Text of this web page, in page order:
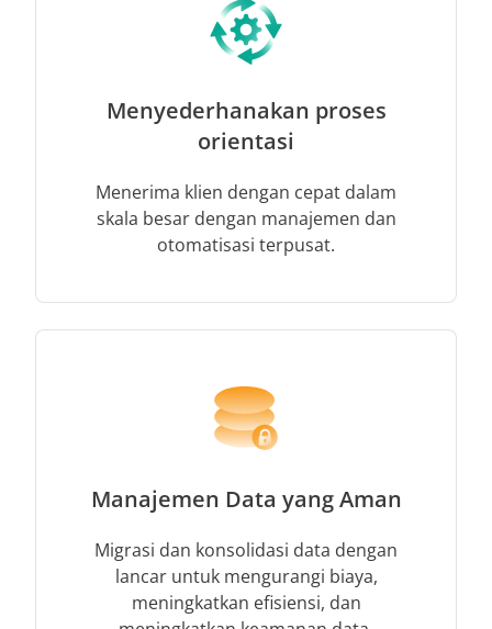
Menyederhanakan proses
orientasi
Menerima klien dengan cepat dalam
skala besar dengan manajemen dan
otomatisasi terpusat.
Manajemen Data yang Aman
Migrasi dan konsolidasi data dengan
lancar untuk mengurangi biaya,
meningkatkan efisiensi, dan